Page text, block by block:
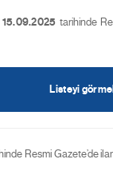
15.09.2025 tarihinde
Listeyi
Resmi Gazete’de